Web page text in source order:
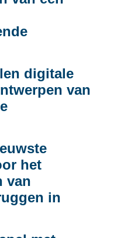
digitale
van
het
van
in